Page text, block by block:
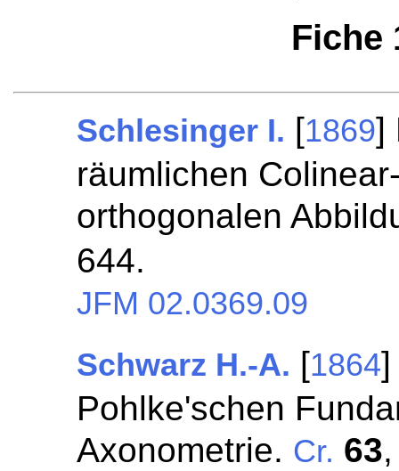
Fiche
Schlesinger I. [1869]
räumlichen
orthogonalen
644.
JFM 02.0369.09
Schwarz H.-A. [1864]
Pohlke'schen
Axonometrie. Cr. 63